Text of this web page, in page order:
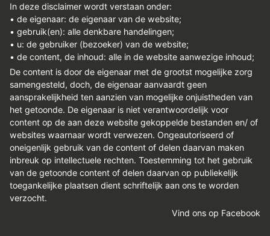
In deze disclaimer wordt verstaan onder:
• de eigenaar: de eigenaar van de website;
• gebruik(en): alle denkbare handelingen;
• u: de gebruiker (bezoeker) van de website;
• de content, de inhoud: alle in de website aanwezige inhoud;
De content is door de eigenaar met de grootst mogelijke zorg
samengesteld, doch, de eigenaar aanvaardt geen
aansprakelijkheid ten aanzien van mogelijke onjuistheden van
het getoonde. De eigenaar is niet verantwoordelijk voor
content op de aan deze website gekoppelde bestanden en/ of
websites waarnaar wordt verwezen. Ongeautoriseerd of
oneigenlijk gebruik van de content of delen daarvan maken
inbreuk op intellectuele rechten. Toestemming tot het gebruik
van de getoonde content of delen daarvan op publiekelijk
toegankelijke plaatsen dient schriftelijk aan ons te worden
verzocht.
Vind ons op Facebook